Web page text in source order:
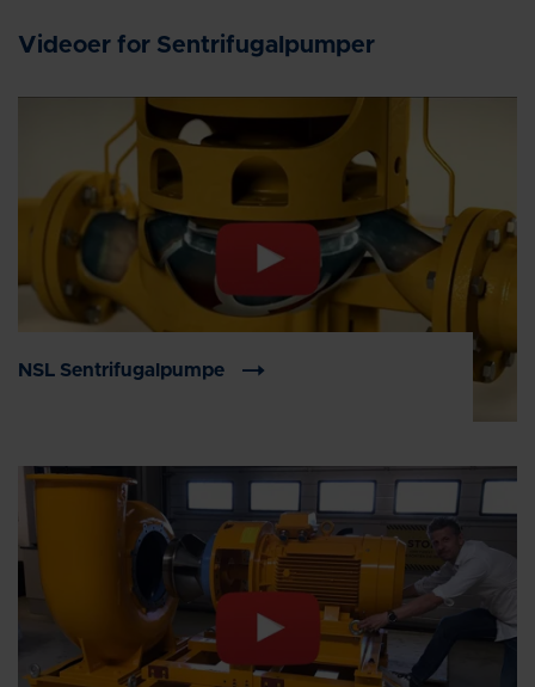
Videoer for Sentrifugalpumper
NSL Sentrifugalpumpe